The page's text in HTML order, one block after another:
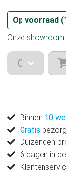
Op voorraad (
Onze
Binnen 10
Gratis
Duizenden
6 dagen in